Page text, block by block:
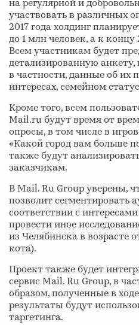
на регулярной и
участвовать в различных
2017 года холдинг
до 1 млн человек, а к
Всем участникам будет
детализированную
в частности, данные об их
интересах, семейном
Кроме того, всем
Mail.ru будут время от
опросы, в том числе в
«Какой город вам больше
также будут
заказчикам.
В Mail. Ru Group уверены,
позволит сегментировать
соответствии с
провести иное
из Челябинска в возрасте
кота).
Проект также будет
сервис Mail. Ru Group, в
образом, полученные в
результаты будут
таргетинга.